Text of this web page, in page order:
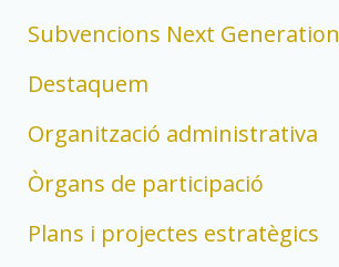
Subvencions Next Generation
Destaquem
Organització administrativa
Òrgans de participació
Plans i projectes estratègics